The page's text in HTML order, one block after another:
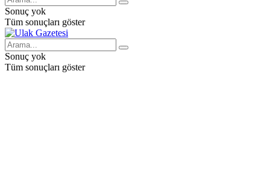
Sonuç yok
Tüm sonuçları göster
Sonuç yok
Tüm sonuçları göster